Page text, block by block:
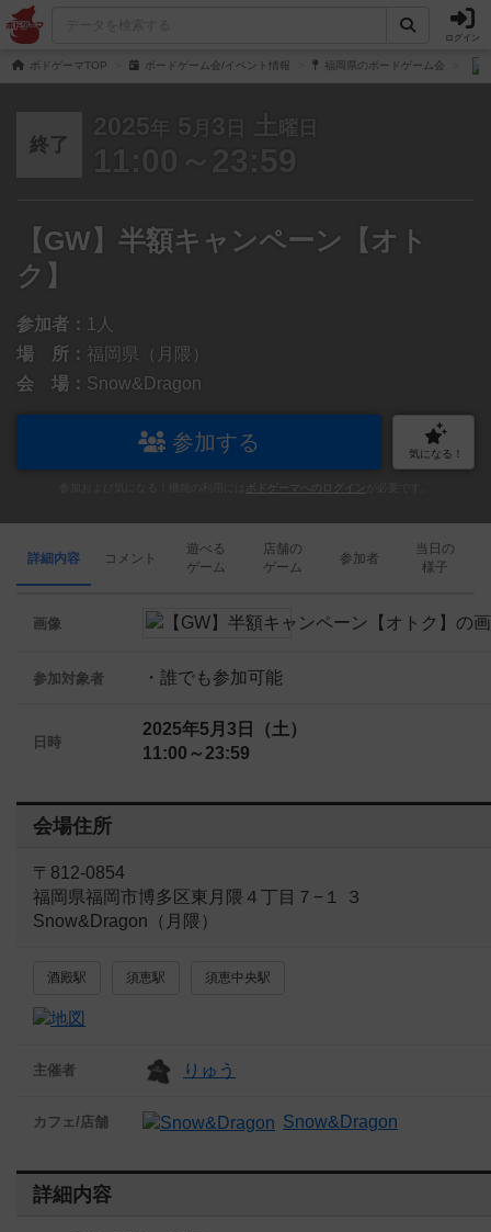
ログイン
ボドゲーマTOP ボードゲーム会/イベント情報 福岡県のボードゲーム会
終了
2025 年 5 月 3 日 土 曜日
11:00～23:59
【GW】半額キャンペーン【オト
ク】
参加者： 1人
場 所： 福岡県（月隈）
会 場： Snow&Dragon
参加する 気になる！
ボドゲーマへのログイン
詳細内容 コメント
遊べる
ゲーム
店舗の
ゲーム
参加者
当日の
様子
画像
参加対象者 ・誰でも参加可能
日時
2025年5月3日（土）
11:00～23:59
会場住所
〒812-0854
福岡県福岡市博多区東月隈４丁目７−１ ３
Snow&Dragon（月隈）
酒殿駅 須恵駅 須恵中央駅
主催者 りゅう
カフェ/店舗 Snow&Dragon
詳細内容